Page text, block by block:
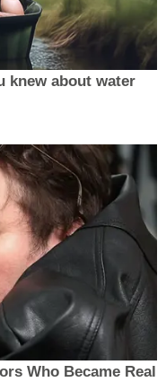
knew about water
Who Became Real